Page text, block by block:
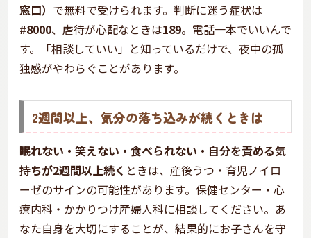
窓口） で無料で受けられます。判断に迷う症状は
#8000、虐待が心配なときは189。電話一本でいいんで
す。「相談していい」と知っているだけで、夜中の孤
独感がやわらぐことがあります。
2週間以上、気分の落ち込みが続くときは
眠れない・笑えない・食べられない・自分を責める気
持ちが2週間以上続く ときは、産後うつ・育児ノイロ
ーゼのサインの可能性があります。保健センター・心
療内科・かかりつけ産婦人科に相談してください。あ
なた自身を大切にすることが、結果的にお子さんを守